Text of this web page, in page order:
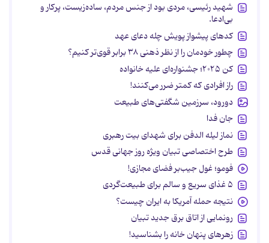
شهید رئیسی، مردی بود از جنس مردم، ساده‌زیست، پرکار و
بی‌ادعا.
کدهای پیشواز پویش چله دعای عهد
چطور خودمان را از نظر ذهنی ۳۸ برابر قوی‌تر کنیم؟
کن ۲۰۲۵؛ جشنواره‌ای علیه خانواده
راز افرادی که کمتر ضرر می‌کنند!
دورود، سرزمین شگفتی‌های طبیعت
جان فدا
نماز لیله الدفن برای شهدای بیت رهبری
طرح اختصاصی تبیان ویژه روز جهانی قدس
فومو؛ غول جیب‌بر فضای مجازی!
۵ غذای سریع و سالم برای طبیعت‌گردی
نتیجه حمله آمریکا به ایران چیست؟
رونمایی از اتاق برق جدید تبیان
زهرهای پنهان خانه را بشناسید!